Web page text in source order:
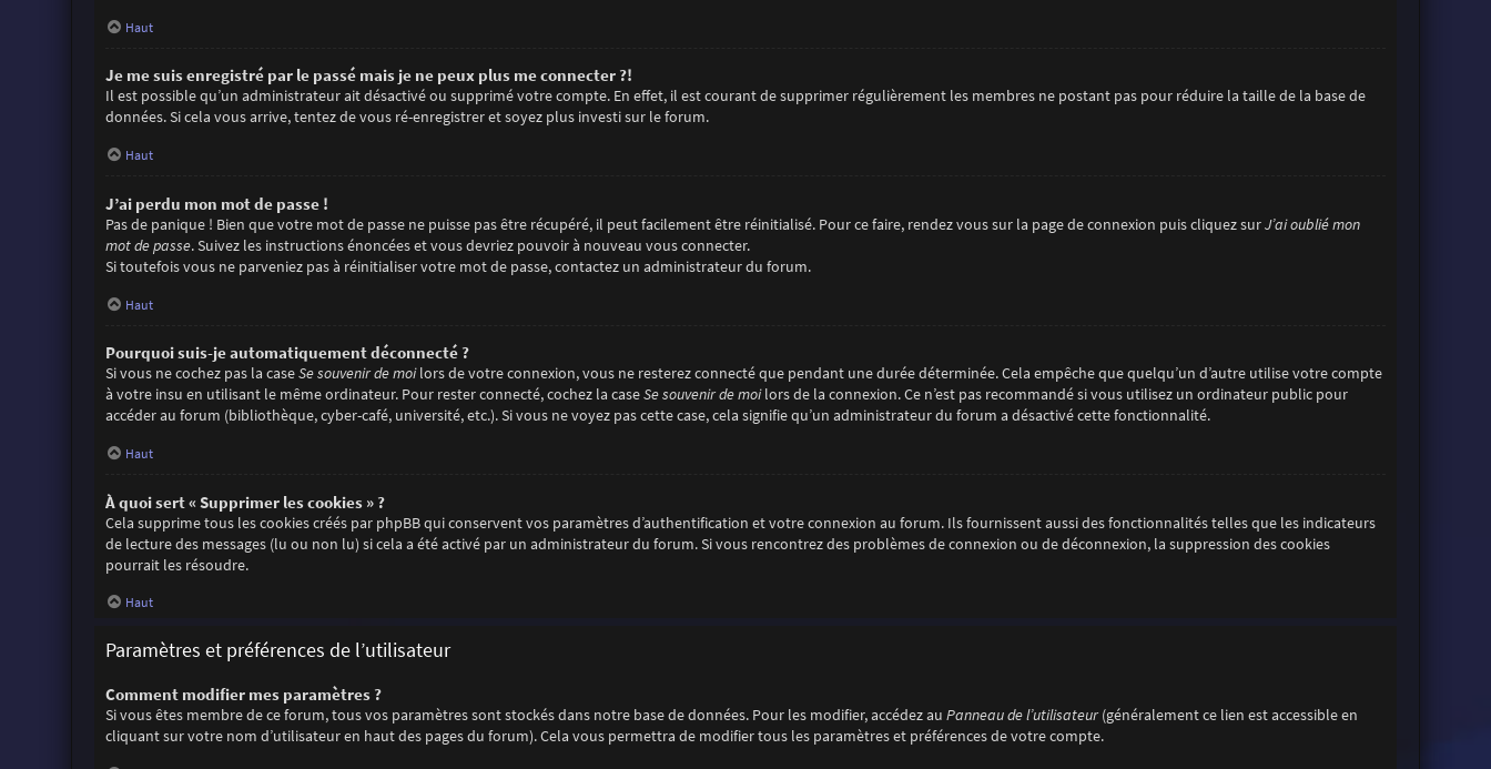
Haut
Je me suis enregistré par le passé mais je ne peux plus me connecter ?!
Il est possible qu’un administrateur ait désactivé ou supprimé votre compte. En effet, il est courant de supprimer régulièrement les membres ne postant pas pour réduire la taille de la base de
données. Si cela vous arrive, tentez de vous ré-enregistrer et soyez plus investi sur le forum.
Haut
J’ai perdu mon mot de passe !
Pas de panique ! Bien que votre mot de passe ne puisse pas être récupéré, il peut facilement être réinitialisé. Pour ce faire, rendez vous sur la page de connexion puis cliquez surJ’ai oublié mon
mot de passe. Suivez les instructions énoncées et vous devriez pouvoir à nouveau vous connecter.
Si toutefois vous ne parveniez pas à réinitialiser votre mot de passe, contactez un administrateur du forum.
Haut
Pourquoi suis-je automatiquement déconnecté ?
Si vous ne cochez pas la caseSe souvenir de moilors de votre connexion, vous ne resterez connecté que pendant une durée déterminée. Cela empêche que quelqu’un d’autre utilise votre compte
à votre insu en utilisant le même ordinateur. Pour rester connecté, cochez la caseSe souvenir de moilors de la connexion. Ce n’est pas recommandé si vous utilisez un ordinateur public pour
accéder au forum (bibliothèque, cyber-café, université, etc.). Si vous ne voyez pas cette case, cela signifie qu’un administrateur du forum a désactivé cette fonctionnalité.
Haut
À quoi sert « Supprimer les cookies » ?
Cela supprime tous les cookies créés par phpBB qui conservent vos paramètres d’authentification et votre connexion au forum. Ils fournissent aussi des fonctionnalités telles que les indicateurs
de lecture des messages (lu ou non lu) si cela a été activé par un administrateur du forum. Si vous rencontrez des problèmes de connexion ou de déconnexion, la suppression des cookies
pourrait les résoudre.
Haut
Paramètres et préférences de l’utilisateur
Comment modifier mes paramètres ?
Si vous êtes membre de ce forum, tous vos paramètres sont stockés dans notre base de données. Pour les modifier, accédez au Panneau de l’utilisateur(généralement ce lien est accessible en
cliquant sur votre nom d’utilisateur en haut des pages du forum). Cela vous permettra de modifier tous les paramètres et préférences de votre compte.